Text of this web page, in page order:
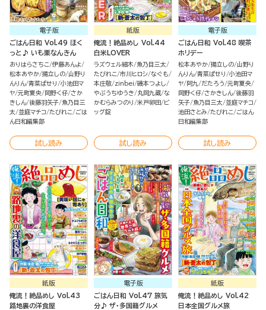
電子版
ごはん日和 Vol.49 ほく
っと♪ いも栗なんきん
おりはらさちこ 伊藤あんよ
松本あやか 揚立しの 山野り
んりん 青菜ぱせり
小池田マ
ヤ 元町夏央 岡野く仔 さか
きしん 後藤羽矢子 魚乃目三
太
並庭マチコ たびれこ
ごは
ん日和編集部
試し読み
紙版
俺流！絶品めし Vol.44
白米LOVER
ラズウェル細木
魚乃目三太
たびれこ 市川ヒロシ なぐも
本庄敬 zinbei 磯本つよし
やぶうちゆうき
丸岡九蔵 な
かむらみつのり
米戸卵田
ビ
ッグ錠
試し読み
電子版
ごはん日和 Vol.48 喫茶
ホリデー
松本あやか 揚立しの 山野り
んりん 青菜ぱせり
小池田マ
ヤ 阿九 だたろう 元町夏央
岡野く仔 さかきしん 後藤羽
矢子 魚乃目三太
並庭マチコ
池田さとみ たびれこ
ごはん
日和編集部
試し読み
紙版
俺流！絶品めし Vol.43
路地裏の洋食屋
電子版
ごはん日和 Vol.47 旅気
分♪ ザ・多国籍グルメ
紙版
俺流！絶品めし Vol.42
日本全国グルメ旅